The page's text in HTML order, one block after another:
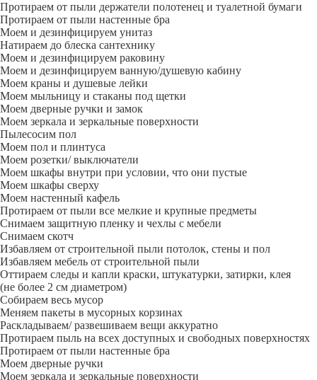
Протираем от пыли держатели полотенец и туалетной бумаги
Протираем от пыли настенные бра
Моем и дезинфицируем унитаз
Натираем до блеска сантехнику
Моем и дезинфицируем раковину
Моем и дезинфицируем ванную/душевую кабину
Моем краны и душевые лейки
Моем мыльницу и стаканы под щетки
Моем дверные ручки и замок
Моем зеркала и зеркальные поверхности
Пылесосим пол
Моем пол и плинтуса
Моем розетки/ выключатели
Моем шкафы внутри при условии, что они пустые
Моем шкафы сверху
Моем настенный кафель
Протираем от пыли все мелкие и крупные предметы
Снимаем защитную пленку и чехлы с мебели
Снимаем скотч
Избавляем от строительной пыли потолок, стены и пол
Избавляем мебель от строительной пыли
Оттираем следы и капли краски, штукатурки, затирки, клея
(не более 2 см диаметром)
Собираем весь мусор
Меняем пакеты в мусорных корзинах
Раскладываем/ развешиваем вещи аккуратно
Протираем пыль на всех доступных и свободных поверхностях
Протираем от пыли настенные бра
Моем дверные ручки
Моем зеркала и зеркальные поверхности